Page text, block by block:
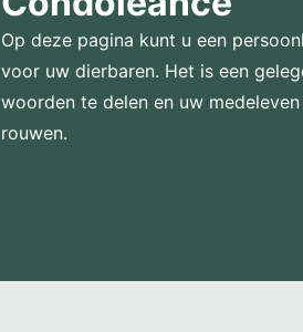
Op deze pagina kunt u een
voor uw dierbaren. Het is een
woorden te delen en uw
rouwen.